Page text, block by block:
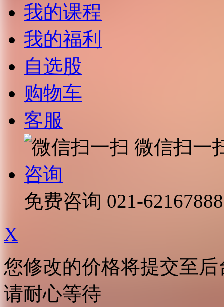
我的课程
我的福利
自选股
购物车
客服
微信扫一
咨询
免费咨询 021-62167888
X
您修改的价格将提交至
请耐心等待